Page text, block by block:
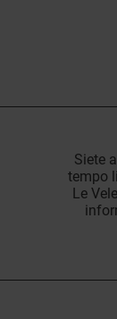
Siete
tempo
Le